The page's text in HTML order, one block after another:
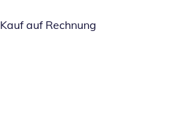
Kauf auf Rechnung